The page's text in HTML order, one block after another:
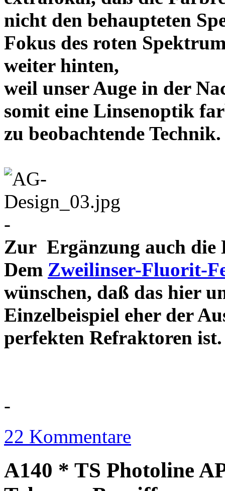
nicht den behaupteten
Fokus des roten
weiter hinten,
weil unser Auge in der
somit eine Linsenoptik
zu beobachtende
-
Zur Ergänzung auch die
Dem Zweilinser-Fluorit-
wünschen, daß das hier
Einzelbeispiel eher der
perfekten
-
22 Kommentare
A140 * TS Photoline